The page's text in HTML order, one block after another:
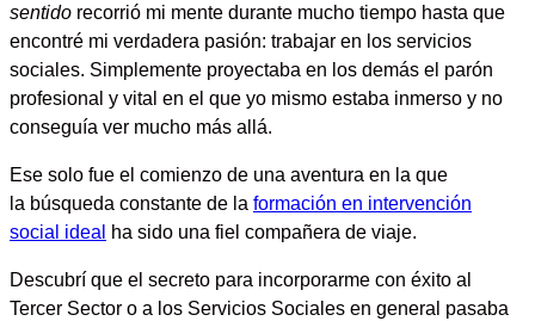
sentido recorrió mi mente durante mucho tiempo hasta que
encontré mi verdadera pasión: trabajar en los servicios
sociales. Simplemente proyectaba en los demás el parón
profesional y vital en el que yo mismo estaba inmerso y no
conseguía ver mucho más allá.
Ese solo fue el comienzo de una aventura en la que
la búsqueda constante de la formación en intervención
social ideal ha sido una fiel compañera de viaje.
Descubrí que el secreto para incorporarme con éxito al
Tercer Sector o a los Servicios Sociales en general pasaba